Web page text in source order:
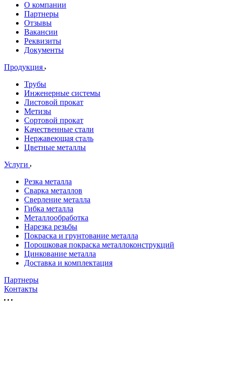
О компании
Партнеры
Отзывы
Вакансии
Реквизиты
Документы
Продукция
Трубы
Инженерные системы
Листовой прокат
Метизы
Сортовой прокат
Качественные стали
Нержавеющая сталь
Цветные металлы
Услуги
Резка металла
Сварка металлов
Сверление металла
Гибка металла
Металлообработка
Нарезка резьбы
Покраска и грунтование металла
Порошковая покраска металлоконструкций
Цинкование металла
Доставка и комплектация
Партнеры
Контакты